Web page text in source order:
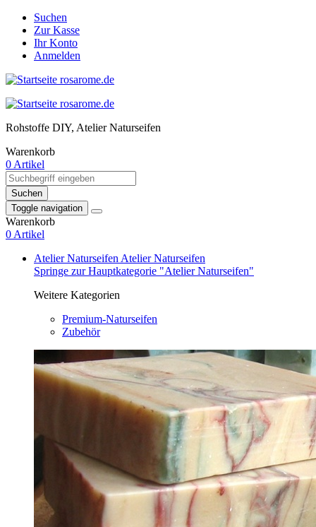
Suchen
Zur Kasse
Ihr Konto
Anmelden
Rohstoffe DIY, Atelier Naturseifen
Warenkorb
0 Artikel
Suchen
Toggle navigation
Warenkorb
0 Artikel
Atelier Naturseifen Atelier Naturseifen
Springe zur Hauptkategorie "Atelier Naturseifen"
Weitere Kategorien
Premium-Naturseifen
Zubehör